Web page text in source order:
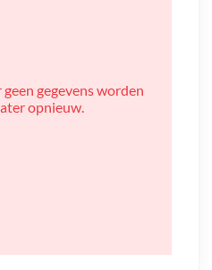
gegevens worden
opnieuw.